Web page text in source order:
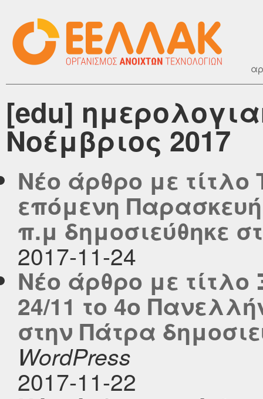
[edu]
Νοέμβριος 2017
Νέο άρθρο με τίτλο
επόμενη Παρασκευή
π.μ δημοσιεύθηκε
2017-11-24
Νέο άρθρο με τίτλο
24/11 το 4ο
στην Πάτρα
WordPress
2017-11-22